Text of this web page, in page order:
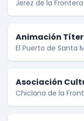
Jerez de la Frontera
Animación
El Puerto de Santa
Asociación
Chiclana de la